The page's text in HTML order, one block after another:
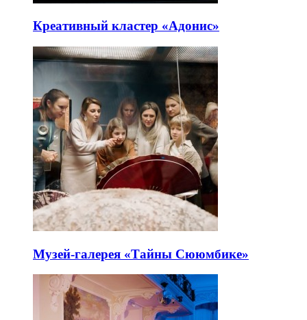
Креативный кластер «Адонис»
Музей-галерея «Тайны Сююмбике»